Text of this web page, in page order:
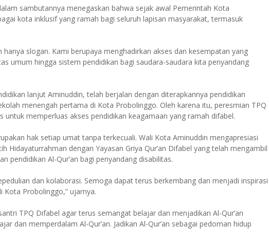
sambutannya menegaskan bahwa sejak awal Pemerintah Kota
kota inklusif yang ramah bagi seluruh lapisan masyarakat, termasuk
slogan. Kami berupaya menghadirkan akses dan kesempatan yang
umum hingga sistem pendidikan bagi saudara-saudara kita penyandang
lanjut Aminuddin, telah berjalan dengan diterapkannya pendidikan
menengah pertama di Kota Probolinggo. Oleh karena itu, peresmian TPQ
untuk memperluas akses pendidikan keagamaan yang ramah difabel.
hak setiap umat tanpa terkecuali. Wali Kota Aminuddin mengapresiasi
Hidayaturrahman dengan Yayasan Griya Qur’an Difabel yang telah mengambil
pendidikan Al-Qur’an bagi penyandang disabilitas.
dan kolaborasi. Semoga dapat terus berkembang dan menjadi inspirasi
Kota Probolinggo,” ujarnya.
TPQ Difabel agar terus semangat belajar dan menjadikan Al-Qur’an
dan memperdalam Al-Qur’an. Jadikan Al-Qur’an sebagai pedoman hidup